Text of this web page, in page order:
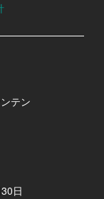
テン
日